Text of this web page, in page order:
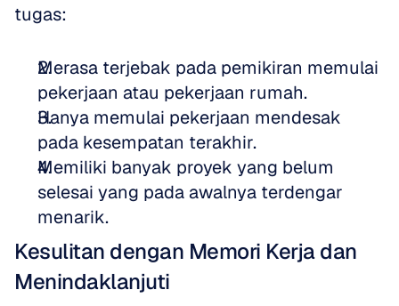
tugas:
Merasa terjebak pada pemikiran memulai
pekerjaan atau pekerjaan rumah.
Hanya memulai pekerjaan mendesak
pada kesempatan terakhir.
Memiliki banyak proyek yang belum
selesai yang pada awalnya terdengar
menarik.
Kesulitan dengan Memori Kerja dan
Menindaklanjuti